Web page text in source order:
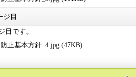
ジ目
目です。
止基本方針_4.jpg (47KB)